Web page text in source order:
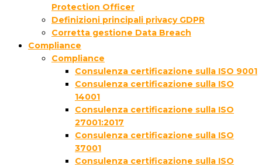
Protection Officer
Definizioni principali privacy GDPR
Corretta gestione Data Breach
Compliance
Compliance
Consulenza certificazione sulla ISO 9001
Consulenza certificazione sulla ISO
14001
Consulenza certificazione sulla ISO
27001:2017
Consulenza certificazione sulla ISO
37001
Consulenza certificazione sulla ISO